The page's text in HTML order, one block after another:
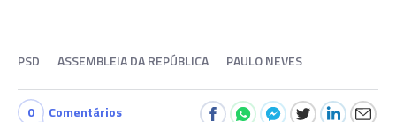
PSD ASSEMBLEIA DA REPÚBLICA PAULO NEVES
0 Comentários